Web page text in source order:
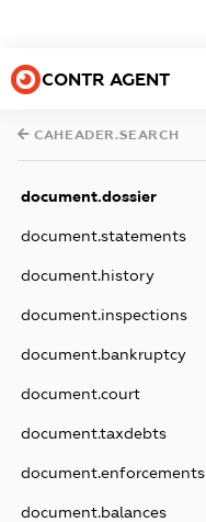
CONTR AGENT
CAHEADER.SEARCH
document.dossier
document.statements
document.history
document.inspections
document.bankruptcy
document.court
document.taxdebts
document.enforcements
document.balances